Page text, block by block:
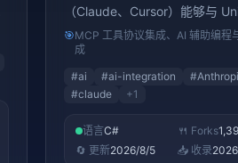
（Claude、Cursor）能够与
器交互
🎯MCP 工具协议集成、AI 辅助编程
成
#ai #ai-integration #
#claude +1
语言C# 🍴 Forks
🔄 更新2026/8/5 📥 收录